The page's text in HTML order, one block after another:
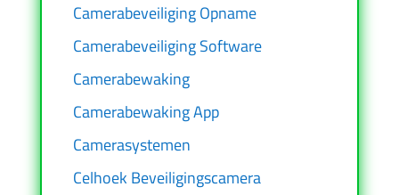
Camerabeveiliging Opname
Camerabeveiliging Software
Camerabewaking
Camerabewaking App
Camerasystemen
Celhoek Beveiligingscamera